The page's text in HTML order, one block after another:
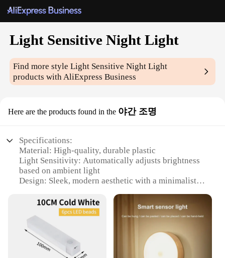
Light Sensitive Night Light
Find more styleLight Sensitive Night Light
products with AliExpress Business
Here are the products found in the 야간 조명
Specifications:
Material: High-quality, durable plastic
Light Sensitivity: Automatically adjusts brightness
based on ambient light
Design: Sleek, modern aesthetic with a minimalist
Usage: Perfect for creating a cozy atmosphere in
bedrooms, hallways, or nurseries
Typical Adaptive Scenario: Automatically turns on
at dusk and off at dawn
Performance: Energy-efficient, long-lasting LED
technology